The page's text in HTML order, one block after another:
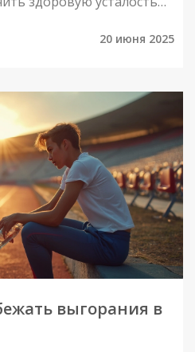
Даем
тело и узнаешь, когда
дальше.
20 июня 2025
выгорания в